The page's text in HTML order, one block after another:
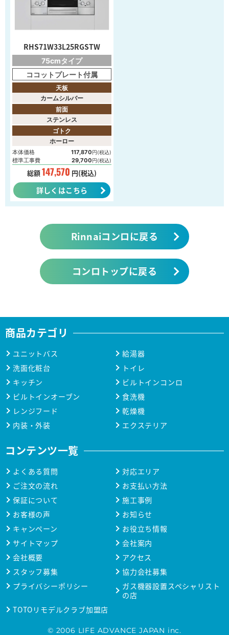
RHS71W33L25RGSTW
75cmタイプ
ココットプレート付属
天板
カームシルバー
前面
ステンレス
ゴトク
ホーロー
本体価格 117,870円(税込)
標準工事費 29,700円(税込)
総額147,570 円(税込)
詳しくはこちら
Rinnaiコンロに戻る
コンロトップに戻る
商品カテゴリ
ユニットバス
給湯器
洗面化粧台
トイレ
キッチン
ビルトインコンロ
ビルトインオーブン
食洗機
レンジフード
乾燥機
内装・外装
エクステリア
コンテンツ一覧
よくある質問
対応エリア
ご注文の流れ
お支払い方法
保証について
施工事例
お客様の声
お知らせ
キャンペーン
お役立ち情報
サイトマップ
会社案内
会社概要
アクセス
スタッフ募集
協力会社募集
プライバシーポリシー
ガス機器設置スペシャリスト
の店
TOTOリモデルクラブ加盟店
© 2006 LIFE ADVANCE JAPAN inc.